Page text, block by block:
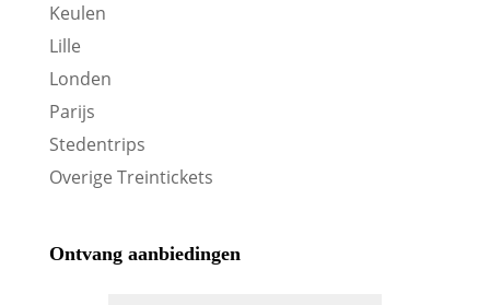
Keulen
Lille
Londen
Parijs
Stedentrips
Overige Treintickets
Ontvang aanbiedingen